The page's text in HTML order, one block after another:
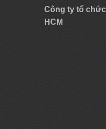
Công ty tổ
HCM